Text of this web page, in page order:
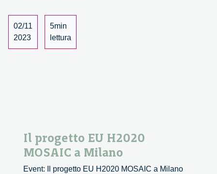
partecipata:
EU
02/11
2023
5min
lettura
Il progetto EU H2020
MOSAIC a Milano
Event: Il progetto EU H2020 MOSAIC a Milano